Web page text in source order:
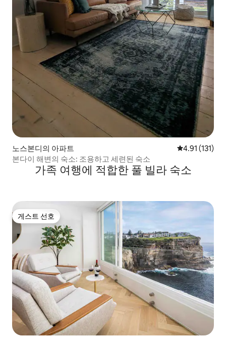
노스본디의 아파트 평점 4.91점(5
4.91 (131)
본다이 해변의 숙소: 조용하고 세련된 숙소
가족 여행에 적합한 풀 빌라 숙소
게스트 선호
게스트 선호